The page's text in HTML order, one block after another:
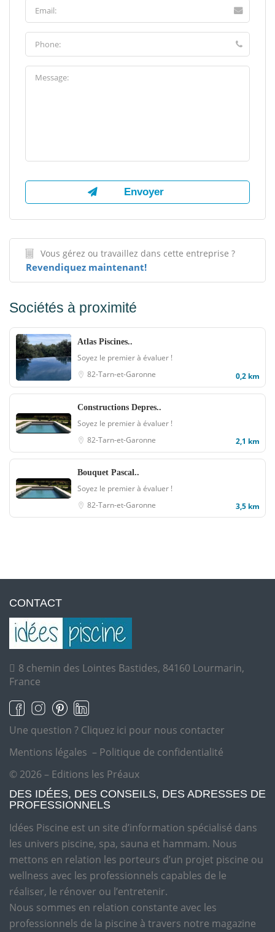
Vous gérez ou travaillez dans cette entreprise ?
Revendiquez maintenant!
Sociétés à proximité
Atlas Piscines..
Soyez le premier à évaluer !
82-Tarn-et-Garonne
0,2 km
Constructions Depres..
Soyez le premier à évaluer !
82-Tarn-et-Garonne
2,1 km
Bouquet Pascal..
Soyez le premier à évaluer !
82-Tarn-et-Garonne
3,5 km
CONTACT
8 chemin des Lointes Bastides, 84160 Lourmarin,
France
Une question ? Cliquez ici pour nous contacter
Mentions légales – Politique de confidentialité
© 2026 – Editions les Préaux
DES IDÉES, DES CONSEILS, DES ADRESSES DE
PROFESSIONNELS
Idées Piscine est un site d’information spécialisé dans
les univers piscine, spa, sauna et hammam. Nous
mettons en relation les porteurs d’un projet piscine ou
wellness avec les professionnels capables de le
réaliser, le rénover ou l’entretenir.
Nous sommes en relation constante avec les
professionnels de la piscine à travers notre magazine